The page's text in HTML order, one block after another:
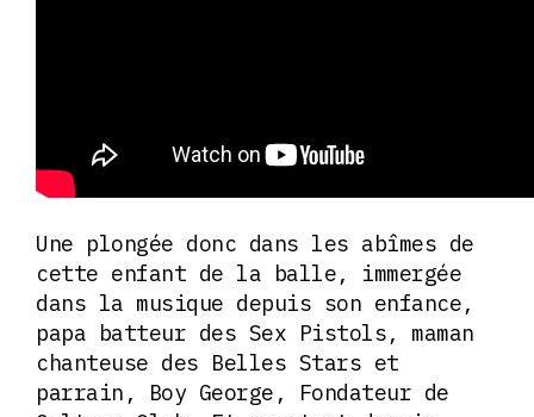
Une plongée donc dans les abîmes de
cette enfant de la balle, immergée
dans la musique depuis son enfance,
papa batteur des Sex Pistols, maman
chanteuse des Belles Stars et
parrain, Boy George, Fondateur de